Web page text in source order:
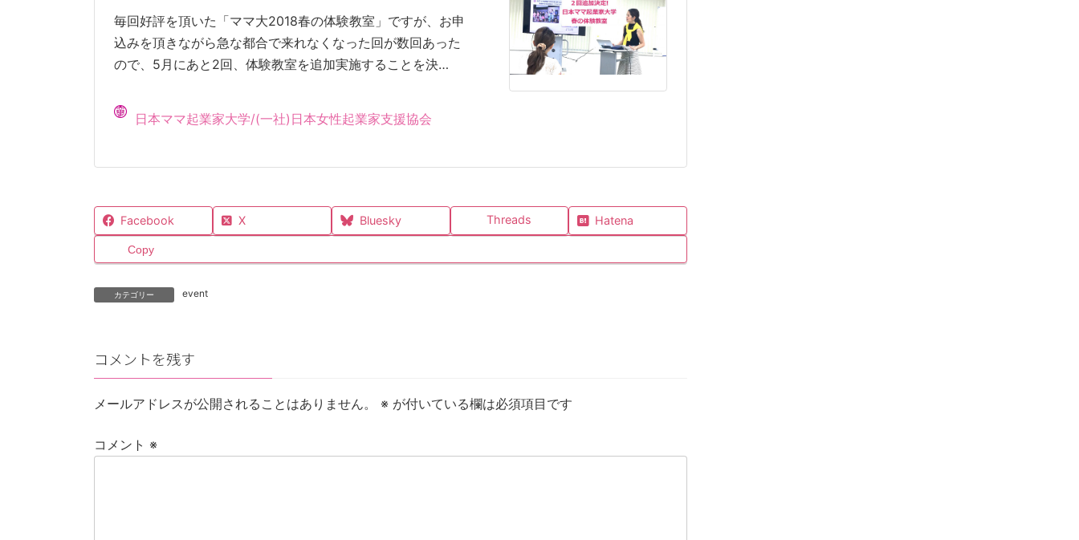
毎回好評を頂いた「ママ大2018春の体験教室」ですが、お申
込みを頂きながら急な都合で来れなくなった回が数回あった
ので、5月にあと2回、体験教室を追加実施することを決…
日本ママ起業家大学/(一社)日本女性起業家支援協会
Facebook X Bluesky Threads Hatena
Copy
カテゴリー event
コメントを残す
メールアドレスが公開されることはありません。 ※ が付いている欄は必須項目です
コメント ※